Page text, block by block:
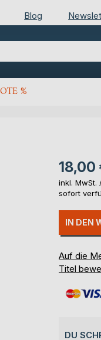
Blog
%
18,00
inkl. MwSt.
sofort
IN DEN
Auf die
Titel
DU